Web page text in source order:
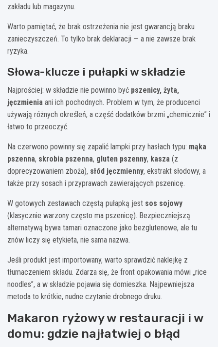
zakładu lub magazynu.
Warto pamiętać, że brak ostrzeżenia nie jest gwarancją braku
zanieczyszczeń. To tylko brak deklaracji — a nie zawsze brak
ryzyka.
Słowa-klucze i pułapki w składzie
Najprościej: w składzie nie powinno być pszenicy, żyta,
jęczmienia ani ich pochodnych. Problem w tym, że producenci
używają różnych określeń, a część dodatków brzmi „chemicznie” i
łatwo to przeoczyć.
Na czerwono powinny się zapalić lampki przy hasłach typu: mąka
pszenna, skrobia pszenna, gluten pszenny, kasza (z
doprecyzowaniem zboża), słód jęczmienny, ekstrakt słodowy, a
także przy sosach i przyprawach zawierających pszenicę.
W gotowych zestawach częstą pułapką jest sos sojowy
(klasycznie warzony często ma pszenicę). Bezpieczniejszą
alternatywą bywa tamari oznaczone jako bezglutenowe, ale tu
znów liczy się etykieta, nie sama nazwa.
Jeśli produkt jest importowany, warto sprawdzić naklejkę z
tłumaczeniem składu. Zdarza się, że front opakowania mówi „rice
noodles”, a w składzie pojawia się domieszka. Najpewniejsza
metoda to krótkie, nudne czytanie drobnego druku.
Makaron ryżowy w restauracji i w
domu: gdzie najłatwiej o błąd